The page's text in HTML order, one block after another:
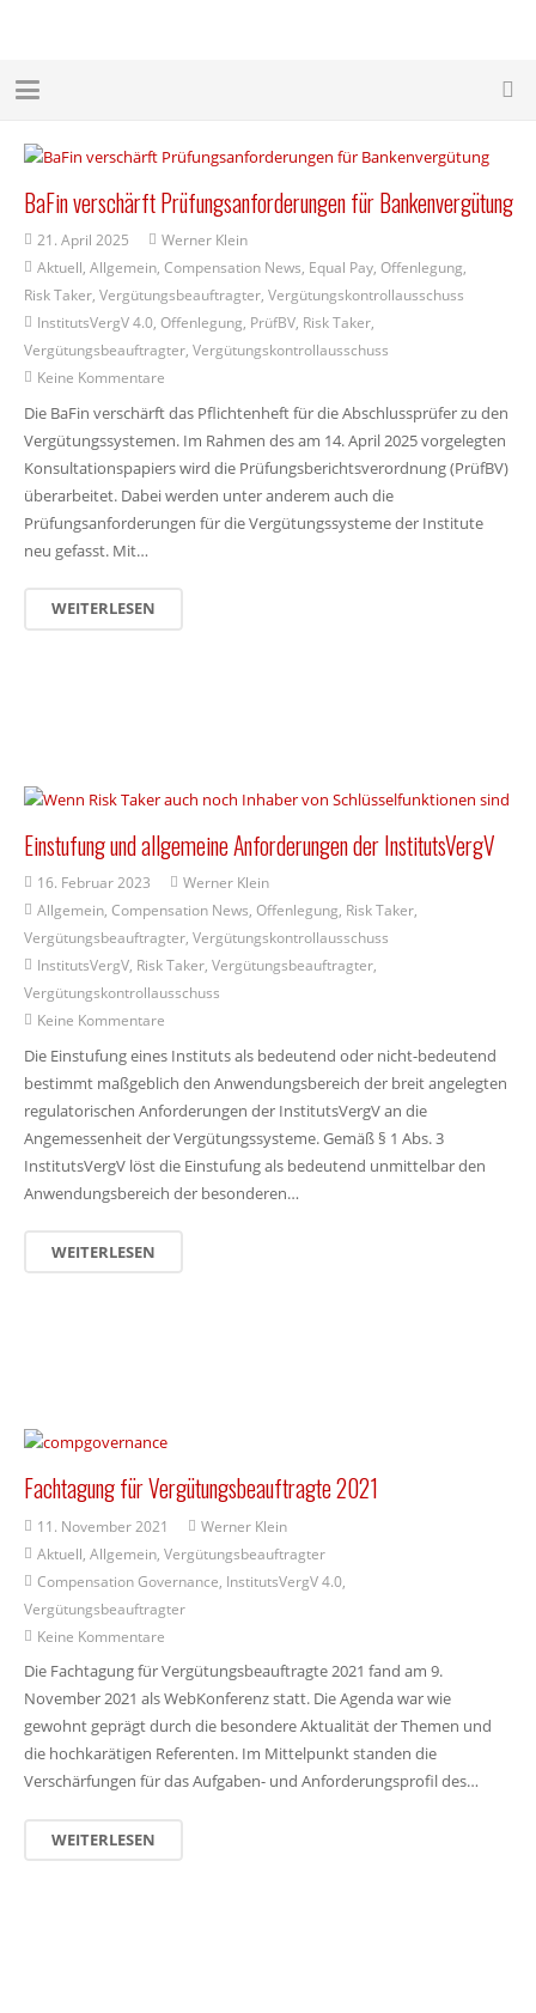
BaFin verschärft Prüfungsanforderungen für Bankenvergütung
21. April 2025
Werner Klein
Aktuell ,Allgemein ,Compensation News Equal Pay ,Offenlegung
Risk Taker, Vergütungsbeauftragter, Vergütungskontrollausschuss
InstitutsVergV 4.0 ,Offenlegung PrüfBV Risk Taker
Vergütungsbeauftragter, Vergütungskontrollausschuss
Keine Kommentare
Die BaFin verschärft das Pflichtenheft für die Abschlussprüfer zu den
Vergütungssystemen. Im Rahmen des am 14. April 2025 vorgelegten
Konsultationspapiers wird die Prüfungsberichtsverordnung (PrüfBV)
überarbeitet. Dabei werden unter anderem auch die
Prüfungsanforderungen für die Vergütungssysteme der Institute
neu gefasst. Mit…
WEITERLESEN
Einstufung und allgemeine Anforderungen der InstitutsVergV
16. Februar 2023
Werner Klein
Allgemein,Compensation News,Offenlegung, Risk Taker,
Vergütungsbeauftragter, Vergütungskontrollausschuss
InstitutsVergV, Risk Taker,Vergütungsbeauftragter,
Vergütungskontrollausschuss
Keine Kommentare
Die Einstufung eines Instituts als bedeutend oder nicht-bedeutend
bestimmt maßgeblich den Anwendungsbereich der breit angelegten
regulatorischen Anforderungen der InstitutsVergV an die
Angemessenheit der Vergütungssysteme. Gemäß § 1 Abs. 3
InstitutsVergV löst die Einstufung als bedeutend unmittelbar den
Anwendungsbereich der besonderen…
WEITERLESEN
Fachtagung für Vergütungsbeauftragte 2021
11. November 2021
Werner Klein
Aktuell ,Allgemein ,Vergütungsbeauftragter
Compensation Governance InstitutsVergV 4.0
Vergütungsbeauftragter
Keine Kommentare
Die Fachtagung für Vergütungsbeauftragte 2021 fand am 9.
November 2021 als WebKonferenz statt. Die Agenda war wie
gewohnt geprägt durch die besondere Aktualität der Themen und
die hochkarätigen Referenten. Im Mittelpunkt standen die
Verschärfungen für das Aufgaben- und Anforderungsprofil des…
WEITERLESEN